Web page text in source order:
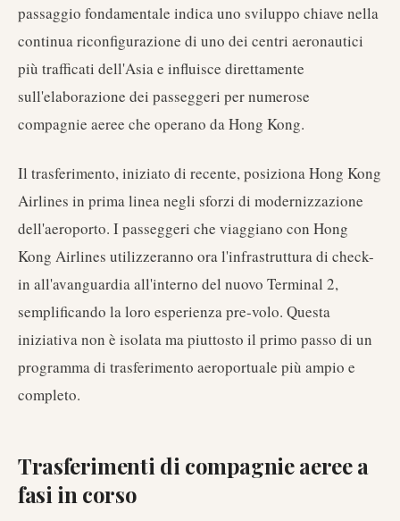
passaggio fondamentale indica uno sviluppo chiave nella
continua riconfigurazione di uno dei centri aeronautici
più trafficati dell'Asia e influisce direttamente
sull'elaborazione dei passeggeri per numerose
compagnie aeree che operano da Hong Kong.
Il trasferimento, iniziato di recente, posiziona Hong Kong
Airlines in prima linea negli sforzi di modernizzazione
dell'aeroporto. I passeggeri che viaggiano con Hong
Kong Airlines utilizzeranno ora l'infrastruttura di check-
in all'avanguardia all'interno del nuovo Terminal 2,
semplificando la loro esperienza pre-volo. Questa
iniziativa non è isolata ma piuttosto il primo passo di un
programma di trasferimento aeroportuale più ampio e
completo.
Trasferimenti di compagnie aeree a
fasi in corso